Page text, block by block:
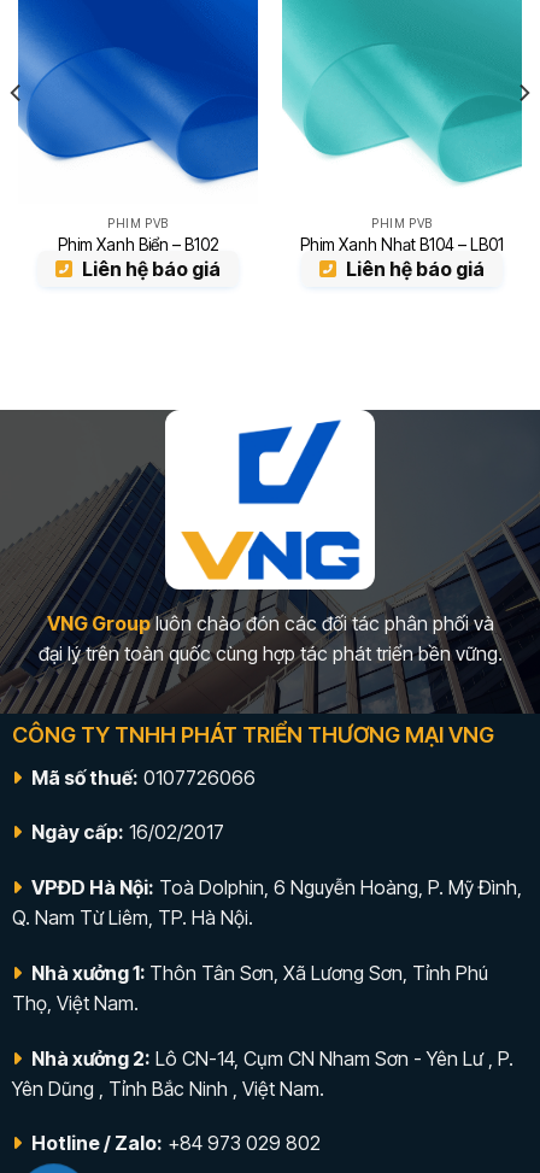
PHIM PVB
Phim Xanh Biển – B102
Liên hệ báo giá
PHIM PVB
Phim Xanh Nhạt B104 – LB01
Liên hệ báo giá
VNG Groupluôn chào đón các đối tác phân phối và
đại lý trên toàn quốc cùng hợp tác phát triển bền vững.
CÔNG TY TNHH PHÁT TRIỂN THƯƠNG MẠI VNG
Mã số thuế: 0107726066
Ngày cấp: 16/02/2017
VPĐD Hà Nội: Toà Dolphin, 6 Nguyễn Hoàng, P. Mỹ Đình,
Q. Nam Từ Liêm, TP. Hà Nội.
Nhà xưởng 1: Thôn Tân Sơn, Xã Lương Sơn, Tỉnh Phú
Thọ, Việt Nam.
Nhà xưởng 2: Lô CN-14, Cụm CN Nham Sơn - Yên Lư , P.
Yên Dũng , Tỉnh Bắc Ninh , Việt Nam.
Hotline / Zalo: +84 973 029 802